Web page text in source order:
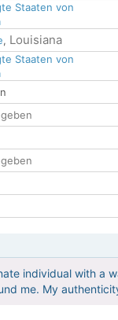
Staaten von
, Louisiana
Staaten von
individual with a
me. My